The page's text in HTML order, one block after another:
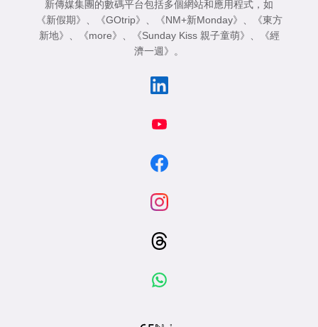
新傳媒集團的數碼平台包括多個網站和應用程式，如
《新假期》 、 《GOtrip》 、 《NM+新Monday》 、
《東方
新地》 、 《more》 、 《Sunday Kiss 親子童萌》 、
《經
濟一週》 。